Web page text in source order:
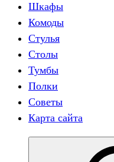
Шкафы
Комоды
Стулья
Столы
Тумбы
Полки
Советы
Карта сайта